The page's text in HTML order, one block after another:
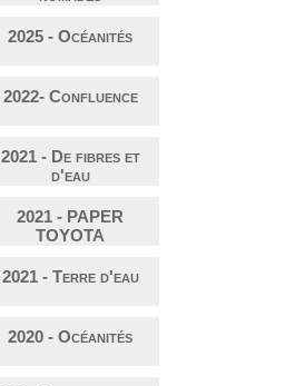
2025 - Océanités
2022- Confluence
2021 - De fibres et
d'eau
2021 - PAPER
TOYOTA
2021 - Terre d'eau
2020 - Océanités